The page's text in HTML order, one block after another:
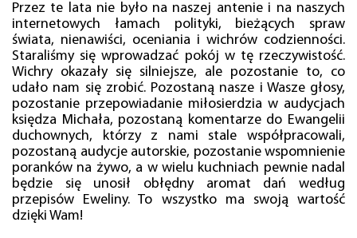
Przez te lata nie było na naszej antenie i na naszych
internetowych łamach polityki, bieżących spraw
świata, nienawiści, oceniania i wichrów codzienności.
Staraliśmy się wprowadzać pokój w tę rzeczywistość.
Wichry okazały się silniejsze, ale pozostanie to, co
udało nam się zrobić. Pozostaną nasze i Wasze głosy,
pozostanie przepowiadanie miłosierdzia w audycjach
księdza Michała, pozostaną komentarze do Ewangelii
duchownych, którzy z nami stale współpracowali,
pozostaną audycje autorskie, pozostanie wspomnienie
poranków na żywo, a w wielu kuchniach pewnie nadal
będzie się unosił obłędny aromat dań według
przepisów Eweliny. To wszystko ma swoją wartość
dzięki Wam!